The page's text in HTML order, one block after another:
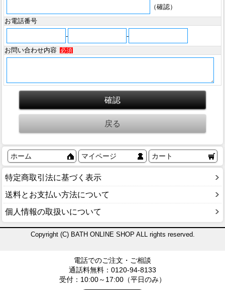
（確認）
お電話番号
-
-
お問い合わせ内容
必須
ホーム マイページ カート
特定商取引法に基づく表示
送料とお支払い方法について
個人情報の取扱いについて
Copyright (C) BATH ONLINE SHOP ALL rights reserved.
電話でのご注文・ご相談
通話料無料：0120-94-8133
受付：10:00～17:00（平日のみ）